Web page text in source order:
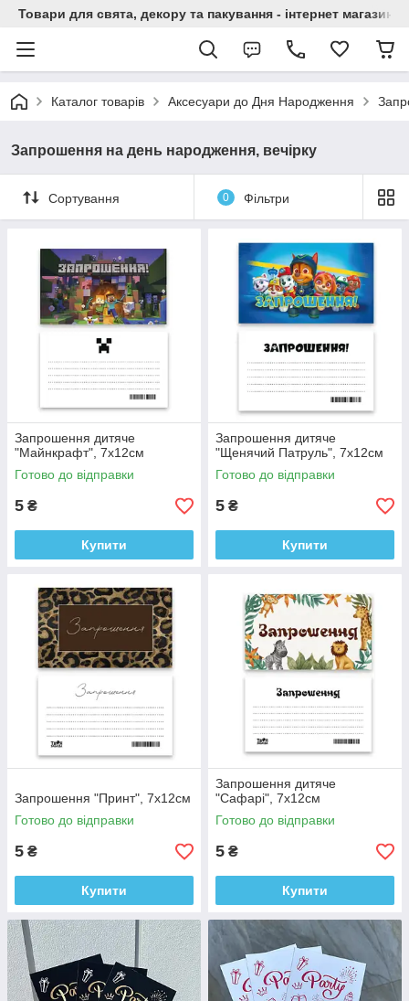
Товари для свята, декору та пакування - інтернет магазин
Каталог товарів Аксесуари до Дня Народження
Запрошення на день народження, вечірку
Сортування 0 Фільтри
Запрошення дитяче
"Майнкрафт", 7x12см
Готово до відправки
5 ₴
Купити
Запрошення дитяче
"Щенячий Патруль", 7x12см
Готово до відправки
5 ₴
Купити
Запрошення "Принт", 7x12см
Готово до відправки
5 ₴
Купити
Запрошення дитяче
"Сафарі", 7x12см
Готово до відправки
5 ₴
Купити